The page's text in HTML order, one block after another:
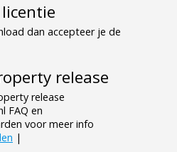
dan accepteer je de
release
release
FAQ en
voor meer info
|